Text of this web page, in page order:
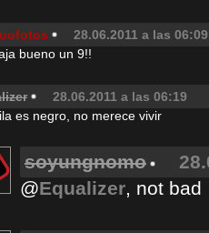
28.06.2011 a las 06:09
bueno un 9!!
28.06.2011 a las 06:19
es negro, no merece vivir
soyungnomo
@Equalizer, not bad